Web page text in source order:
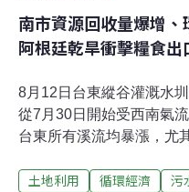
南市資源回收量爆增、
阿根廷乾旱衝擊糧食出
8月12日台東縱谷灌溉水
從7月30日開始受西南氣
台東所有溪流均暴漲，尤
關山、鹿野、卑南圳的取
土地利用 循環經濟 污